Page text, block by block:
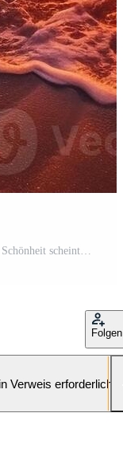
Sonnenuntergang Über still Gewässer, Natur Schönheit scheint generiert durch ai Pro Foto
Folgen
Verweis erforderlich